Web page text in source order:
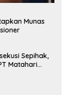
Munas
Sepihak,
Matahari